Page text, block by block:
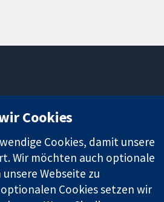
13 Cavendish
Kontaktieren
Pressestelle
Über uns
Cochrane
Library
Cookies
Cookies, damit unsere
Wir möchten auch optionale
Webseite zu
Cookies setzen wir